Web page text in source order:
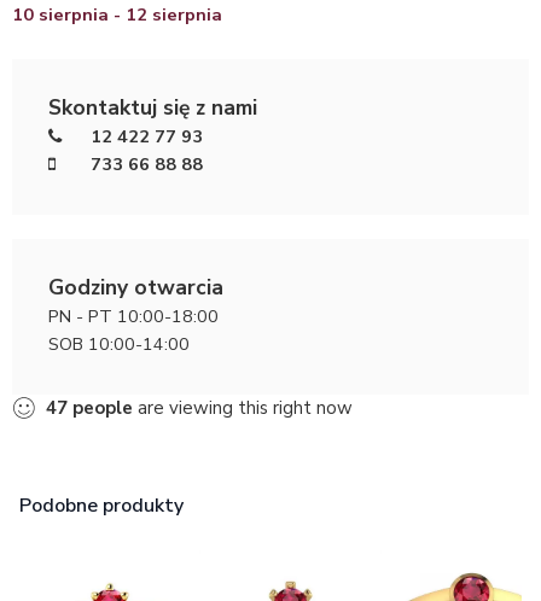
10 sierpnia - 12 sierpnia
Skontaktuj się z nami
12 422 77 93
733 66 88 88
Godziny otwarcia
PN - PT 10:00-18:00
SOB 10:00-14:00
47 people are viewing this right now
Podobne produkty